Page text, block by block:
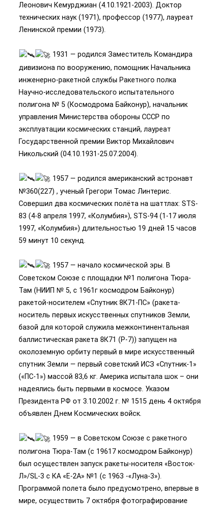
Леонович Кемурджиан (4.10.1921-2003). Доктор
технических наук (1971), профессор (1977), лауреат
Ленинской премии (1973).
1931 — родился Заместитель Командира
дивизиона по вооружению, помощник Начальника
инженерно-ракетной службы Ракетного полка
Научно-исследовательского испытательного
полигона № 5 (Космодрома Байконур), начальник
управления Министерства обороны СССР по
эксплуатации космических станций, лауреат
Государственной премии Виктор Михайлович
Никольский (04.10.1931-25.07.2004).
1957 — родился американский астронавт
№360(227) , ученый Грегори Томас Линтерис.
Совершил два космических полёта на шаттлах: STS-
83 (4-8 апреля 1997, «Колумбия»), STS-94 (1-17 июля
1997, «Колумбия») длительностью 19 дней 15 часов
59 минут 10 секунд.
1957 — начало космической эры. В
Советском Союзе с площадки №1 полигона Тюра-
Там (НИИП № 5, с 1961г космодром Байконур)
ракетой-носителем «Спутник 8К71-ПС» (ракета-
носитель первых искусственных спутников Земли,
базой для которой служила межконтинентальная
баллистическая ракета 8К71 (Р-7)) запущен на
околоземную орбиту первый в мире искусственный
спутник Земли — первый советский ИСЗ «Спутник-1»
(«ПС-1») массой 83,6 кг. Америка испытала шок – они
надеялись быть первыми в космосе. Указом
Президента РФ от 3.10.2002 г. № 1515 день 4 октября
объявлен Днем Космических войск.
1959 — в Советском Союзе с ракетного
полигона Тюра-Там (с 19617 космодром Байконур)
был осуществлен запуск ракеты-носителя «Восток-
Л»/SL-3 с КА «Е-2А» №1 (с 1963 -«Луна-3»).
Программой полета было предусмотрено, впервые в
мире, осуществить 7 октября фотографирование